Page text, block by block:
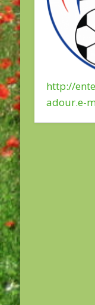
http://
adour.e-